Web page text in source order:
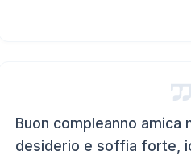
Buon compleanno amica
desiderio e soffia forte,